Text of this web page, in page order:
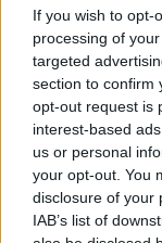
If you wish to opt-
processing of
targeted
section to confirm
opt-out request is
interest-based
us or personal
your opt-out. You
disclosure of your
IAB’s list of
Ακολουθήστε το
ενημερωθείτε
τελευταία νέα
Πιο
Πάρος: «Αν